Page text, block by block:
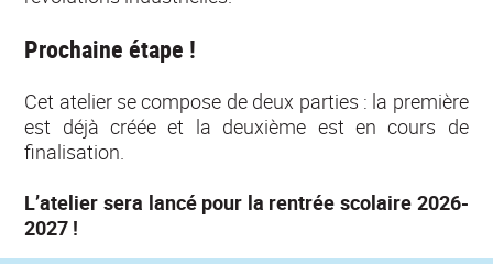
Prochaine étape !
Cet atelier se compose de deux parties : la première
est déjà créée et la deuxième est en cours de
finalisation.
L’atelier sera lancé pour la rentrée scolaire 2026-
2027 !